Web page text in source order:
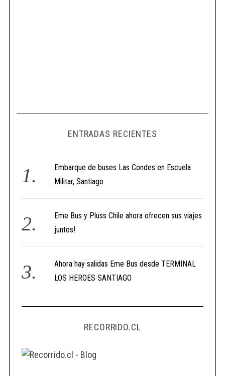
ENTRADAS RECIENTES
Embarque de buses Las Condes en Escuela
Militar, Santiago
Eme Bus y Pluss Chile ahora ofrecen sus viajes
juntos!
Ahora hay salidas Eme Bus desde TERMINAL
LOS HEROES SANTIAGO
RECORRIDO.CL